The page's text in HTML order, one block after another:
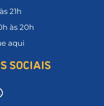
21h
às 20h
aqui
SOCIAIS